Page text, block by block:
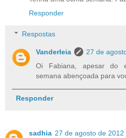
Responder
Respostas
Vanderleia
27 de
Oi Fabiana, apesar do
semana abençoada para
Responder
sadhia 27 de agosto de 2012